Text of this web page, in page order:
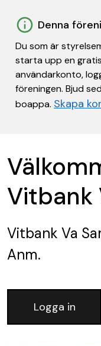
Denna
Du som är
starta upp en
användarkonto,
föreningen. Bjud
boappa. Skapa
Vitbank
Vitbank Va
Anm.
Logga in